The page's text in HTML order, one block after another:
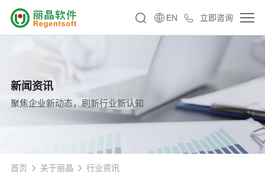
立即咨询
EN
新闻资讯
聚焦企业新动态，刷新行业新认知
首页 关于丽晶 行业资讯